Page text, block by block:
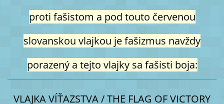
proti fašistom a pod touto červenou
slovanskou vlajkou je fašizmus navždy
porazený a tejto vlajky sa fašisti boja:
VLAJKA VÍŤAZSTVA / THE FLAG OF VICTORY